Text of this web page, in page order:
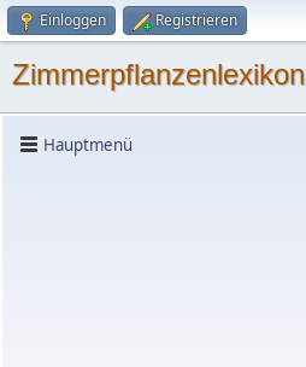
Einloggen Registrieren
Zimmerpflanzenlexikon
Hauptmenü